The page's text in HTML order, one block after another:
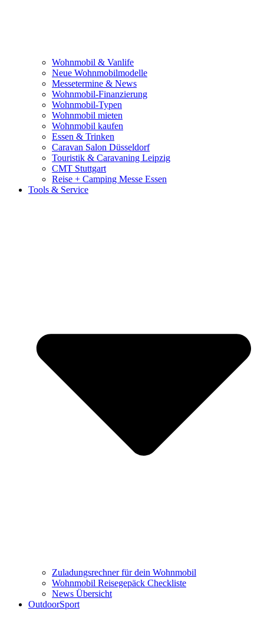
Wohnmobil & Vanlife
Neue Wohnmobilmodelle
Messetermine & News
Wohnmobil-Finanzierung
Wohnmobil-Typen
Wohnmobil mieten
Wohnmobil kaufen
Essen & Trinken
Caravan Salon Düsseldorf
Touristik & Caravaning Leipzig
CMT Stuttgart
Reise + Camping Messe Essen
Tools & Service
Zuladungsrechner für dein Wohnmobil
Wohnmobil Reisegepäck Checkliste
News Übersicht
OutdoorSport